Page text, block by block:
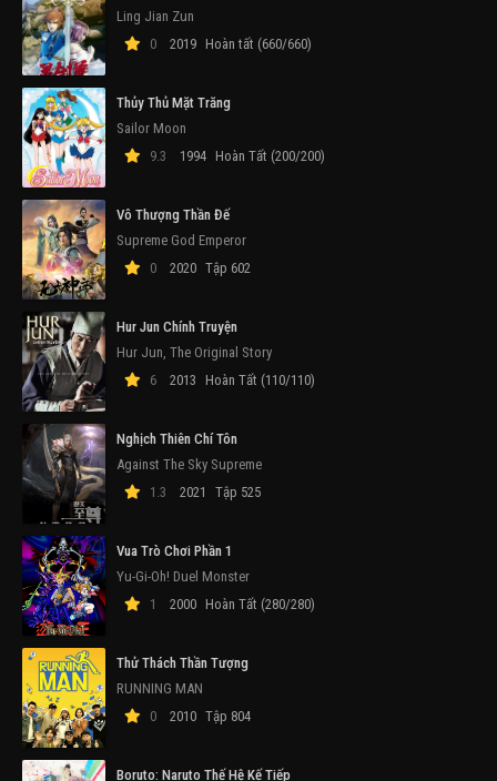
Ling Jian Zun
0
2019 Hoàn tất (660/660)
Thủy Thủ Mặt Trăng
Sailor Moon
9.3
1994 Hoàn Tất (200/200)
Vô Thượng Thần Đế
Supreme God Emperor
0
2020 Tập 602
Hur Jun Chính Truyện
Hur Jun, The Original Story
6
2013 Hoàn Tất (110/110)
Nghịch Thiên Chí Tôn
Against The Sky Supreme
1.3
2021 Tập 525
Vua Trò Chơi Phần 1
Yu-Gi-Oh! Duel Monster
1
2000 Hoàn Tất (280/280)
Thử Thách Thần Tượng
RUNNING MAN
0
2010 Tập 804
Boruto: Naruto Thế Hệ Kế Tiếp